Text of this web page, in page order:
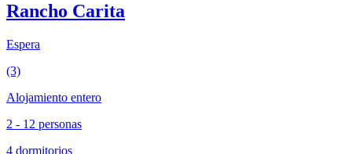
Rancho Carita
Espera
(3)
Alojamiento entero
2 - 12 personas
4 dormitorios